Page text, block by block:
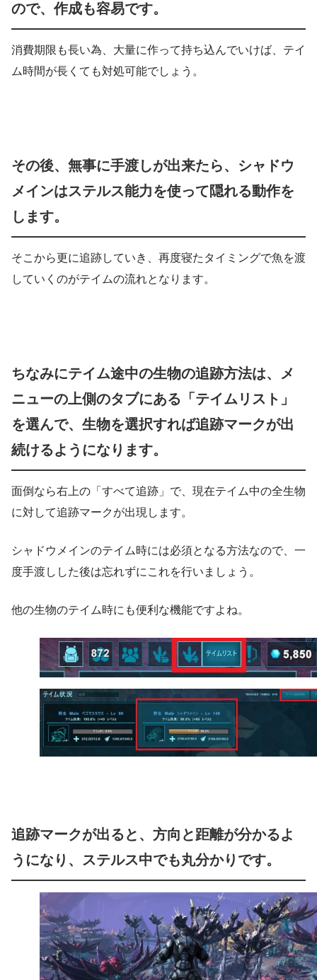
ので、作成も容易です。
消費期限も長い為、大量に作って持ち込んでいけば、テイ
ム時間が長くても対処可能でしょう。
その後、無事に手渡しが出来たら、シャドウ
メインはステルス能力を使って隠れる動作を
します。
そこから更に追跡していき、再度寝たタイミングで魚を渡
していくのがテイムの流れとなります。
ちなみにテイム途中の生物の追跡方法は、メ
ニューの上側のタブにある「テイムリスト」
を選んで、生物を選択すれば追跡マークが出
続けるようになります。
面倒なら右上の「すべて追跡」で、現在テイム中の全生物
に対して追跡マークが出現します。
シャドウメインのテイム時には必須となる方法なので、一
度手渡しした後は忘れずにこれを行いましょう。
他の生物のテイム時にも便利な機能ですよね。
追跡マークが出ると、方向と距離が分かるよ
うになり、ステルス中でも丸分かりです。